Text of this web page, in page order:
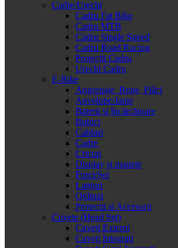
Cadre/Urechi
Cadru Fat Bike
Cadru MTB
Cadru Single Speed
Cadru Road Racing
Protecții Cadru
Urechi Cadru
E-Bike
Angrenaje, Brațe, Plăci
Anvelope/Jante
Baterii și încărcătoare
Butuci
Cabluri
Cadre
Cricuri
Display și manete
Furci/Șei
Lanțuri
Oglinzi
Protectii si Accesorii
Cuvete (Head Set)
Cuveți Externi
Cuveți Integrați